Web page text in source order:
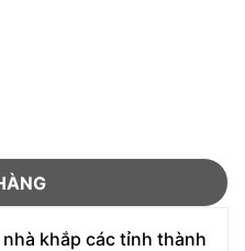
khắp các tỉnh thành